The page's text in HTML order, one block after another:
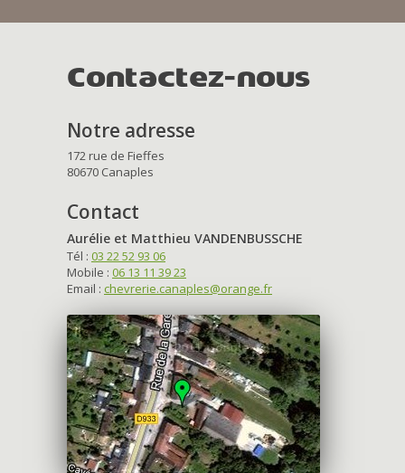
Contactez-nous
Notre adresse
172 rue de Fieffes
80670 Canaples
Contact
Aurélie et Matthieu VANDENBUSSCHE
Tél : 03 22 52 93 06
Mobile : 06 13 11 39 23
Email : chevrerie.canaples@orange.fr